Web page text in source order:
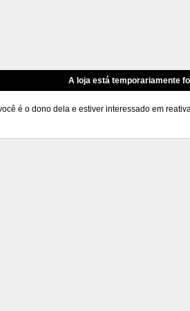
A loja está temporariamente
é o dono dela e estiver interessado em